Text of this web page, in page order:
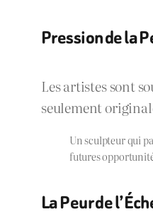
Pression de la
Les artistes sont
seulement
Un sculpteur qui
futures
La Peur de